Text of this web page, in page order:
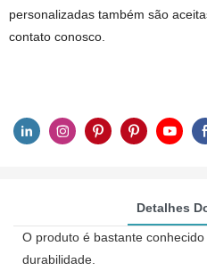
personalizadas também são
contato conosco.
Detalhes
O produto é bastante
durabilidade.